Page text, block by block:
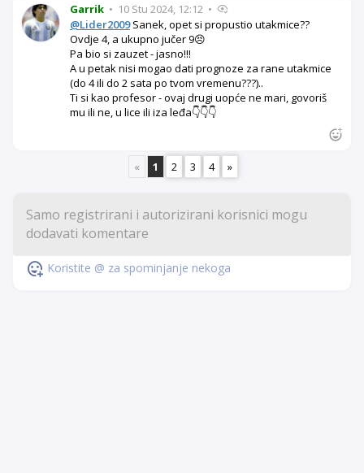
Garrik • 10 Stu 2024, 12:12 •
@Lider2009Sanek, opet si propustio utakmice??
Ovdje 4, a ukupno jučer 9😣
Pa bio si zauzet - jasno!!!
A u petak nisi mogao dati prognoze za rane utakmice
(do 4 ili do 2 sata po tvom vremenu???)..
Ti si kao profesor - ovaj drugi uopće ne mari, govoriš
mu ili ne, u lice ili iza leđa👇👇👇
« 1 2 3 4 »
Koristite @ za spominjanje nekoga